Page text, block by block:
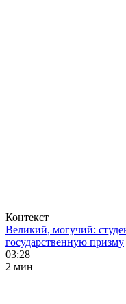
Контекст
Великий, могучий:
государственную призму
03:28
2 мин